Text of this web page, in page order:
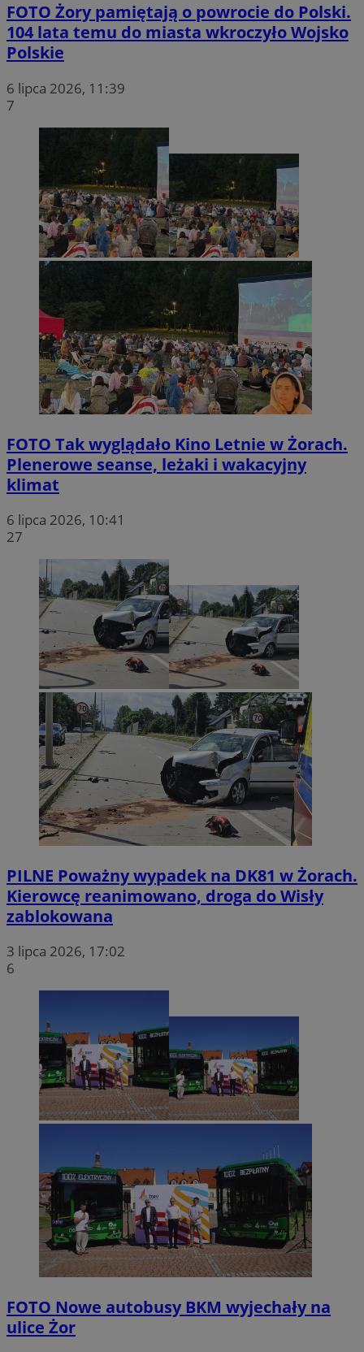
FOTO Żory pamiętają o powrocie do Polski.
104 lata temu do miasta wkroczyło Wojsko
Polskie
6 lipca 2026, 11:39
7
FOTO Tak wyglądało Kino Letnie w Żorach.
Plenerowe seanse, leżaki i wakacyjny
klimat
6 lipca 2026, 10:41
27
PILNE Poważny wypadek na DK81 w Żorach.
Kierowcę reanimowano, droga do Wisły
zablokowana
3 lipca 2026, 17:02
6
FOTO Nowe autobusy BKM wyjechały na
ulice Żor